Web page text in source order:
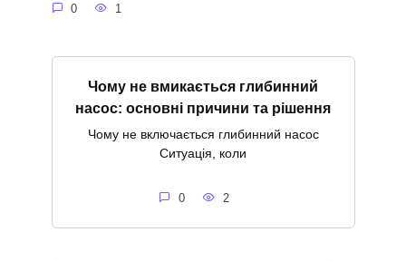
0 1
Чому не вмикається глибинний
насос: основні причини та рішення
Чому не включається глибинний насос
Ситуація, коли
0 2